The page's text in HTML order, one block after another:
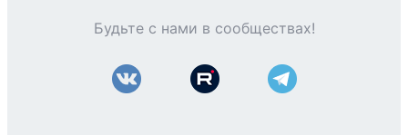
Будьте с нами в сообществах!